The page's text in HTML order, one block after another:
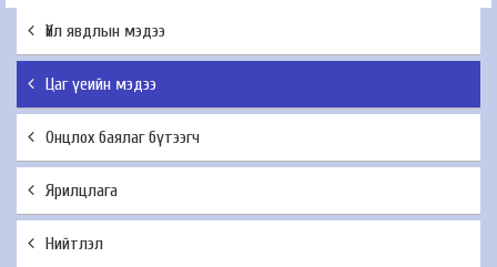
Үйл явдлын мэдээ
Цаг үеийн мэдээ
Онцлох баялаг бүтээгч
Ярилцлага
Нийтлэл